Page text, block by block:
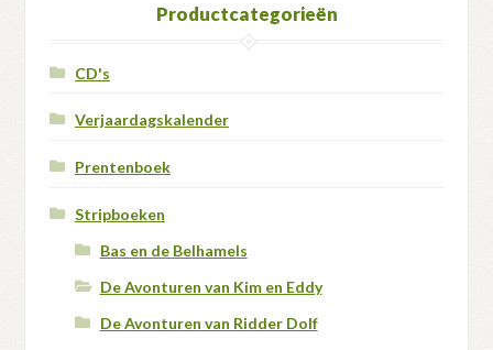
Productcategorieën
CD's
Verjaardagskalender
Prentenboek
Stripboeken
Bas en de Belhamels
De Avonturen van Kim en Eddy
De Avonturen van Ridder Dolf